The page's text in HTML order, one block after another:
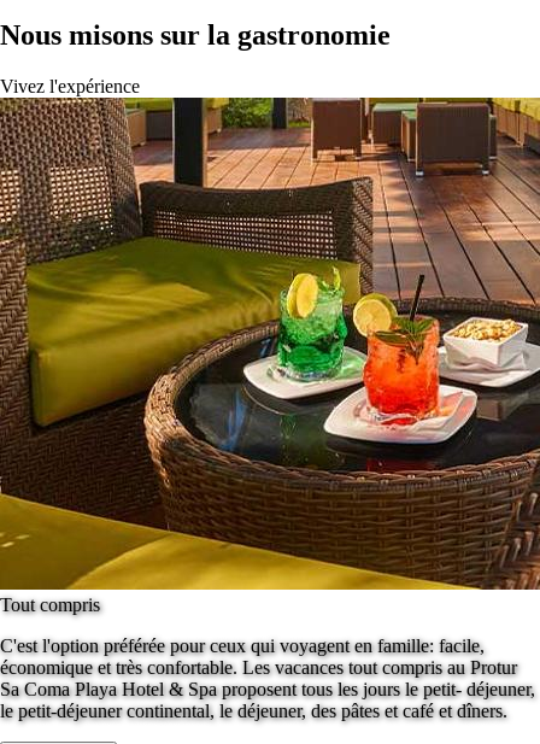
Nous misons sur la gastronomie
Vivez l'expérience
Tout compris
C'est l'option préférée pour ceux qui voyagent en famille: facile,
économique et très confortable. Les vacances tout compris au Protur
Sa Coma Playa Hotel & Spa proposent tous les jours le petit- déjeuner,
le petit-déjeuner continental, le déjeuner, des pâtes et café et dîners.